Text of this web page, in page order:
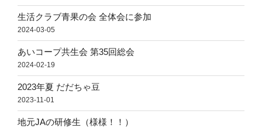
生活クラブ青果の会 全体会に参加
2024-03-05
あいコープ共生会 第35回総会
2024-02-19
2023年夏 だだちゃ豆
2023-11-01
地元JAの研修生（様様！！）